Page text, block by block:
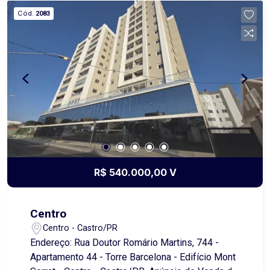
de garagem proporciona mais comodidade para
os moradores. Entre em contato para mais
informações ou para agendar uma visita!
Cód. 2083
R$ 540.000,00 V
Centro
Centro - Castro/PR
Endereço: Rua Doutor Romário Martins, 744 -
Apartamento 44 - Torre Barcelona - Edifício Mont